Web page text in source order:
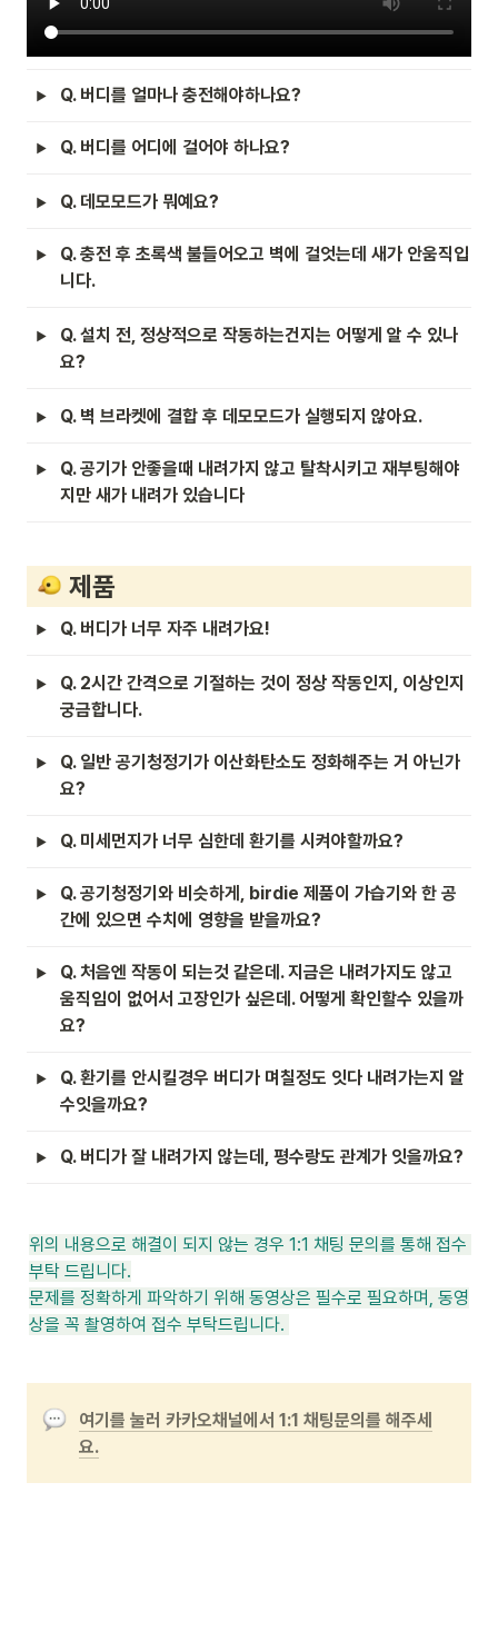
Q. 버디를 얼마나 충전해야하나요?
Q. 버디를 어디에 걸어야 하나요?
Q. 데모모드가 뭐예요?
Q. 충전 후 초록색 불들어오고 벽에 걸엇는데 새가 안움직입
니다.
Q. 설치 전, 정상적으로 작동하는건지는 어떻게 알 수 있나
요?
Q. 벽 브라켓에 결합 후 데모모드가 실행되지 않아요.
Q. 공기가 안좋을때 내려가지 않고 탈착시키고 재부팅해야
지만 새가 내려가 있습니다
제품
Q. 버디가 너무 자주 내려가요!
Q. 2시간 간격으로 기절하는 것이 정상 작동인지, 이상인지
궁금합니다.
Q. 일반 공기청정기가 이산화탄소도 정화해주는 거 아닌가
요?
Q. 미세먼지가 너무 심한데 환기를 시켜야할까요?
Q. 공기청정기와 비슷하게, birdie 제품이 가습기와 한 공
간에 있으면 수치에 영향을 받을까요?
Q. 처음엔 작동이 되는것 같은데. 지금은 내려가지도 않고
움직임이 없어서 고장인가 싶은데. 어떻게 확인할수 있을까
요?
Q. 환기를 안시킬경우 버디가 며칠정도 잇다 내려가는지 알
수잇을까요?
Q. 버디가 잘 내려가지 않는데, 평수랑도 관계가 잇을까요?
위의 내용으로 해결이 되지 않는 경우 1:1 채팅 문의를 통해 접수
부탁 드립니다.
문제를 정확하게 파악하기 위해 동영상은 필수로 필요하며, 동영
상을 꼭 촬영하여 접수 부탁드립니다.
여기를 눌러 카카오채널에서 1:1 채팅문의를 해주세
요.